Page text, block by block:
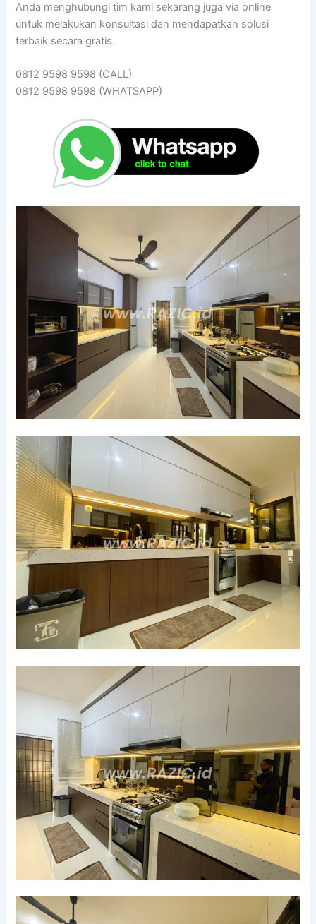
Anda menghubungi tim kami sekarang juga via online
untuk melakukan konsultasi dan mendapatkan solusi
terbaik secara gratis.
0812 9598 9598 (CALL)
0812 9598 9598 (WHATSAPP)